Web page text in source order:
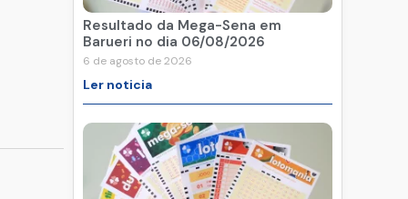
Resultado da Mega-Sena em
Barueri no dia 06/08/2026
6 de agosto de 2026
Ler noticia